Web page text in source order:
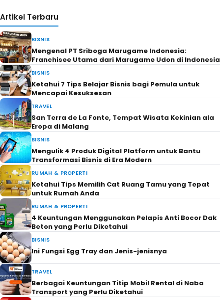
Artikel Terbaru
BISNIS
Mengenal PT Sriboga Marugame Indonesia:
Franchisee Utama dari Marugame Udon di Indonesia
BISNIS
Ketahui 7 Tips Belajar Bisnis bagi Pemula untuk
Mencapai Kesuksesan
TRAVEL
San Terra de La Fonte, Tempat Wisata Kekinian ala
Eropa di Malang
BISNIS
Mengulik 4 Produk Digital Platform untuk Bantu
Transformasi Bisnis di Era Modern
RUMAH & PROPERTI
Ketahui Tips Memilih Cat Ruang Tamu yang Tepat
untuk Rumah Anda
RUMAH & PROPERTI
4 Keuntungan Menggunakan Pelapis Anti Bocor Dak
Beton yang Perlu Diketahui
BISNIS
Ini Fungsi Egg Tray dan Jenis-jenisnya
TRAVEL
Berbagai Keuntungan Titip Mobil Rental di Naba
Transport yang Perlu Diketahui